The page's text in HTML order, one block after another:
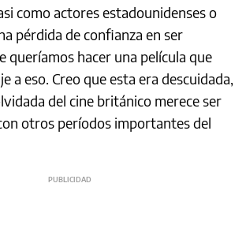
como actores estadounidenses o
pérdida de confianza en ser
queríamos hacer una película que
a eso. Creo que esta era descuidada,
del cine británico merece ser
otros períodos importantes del